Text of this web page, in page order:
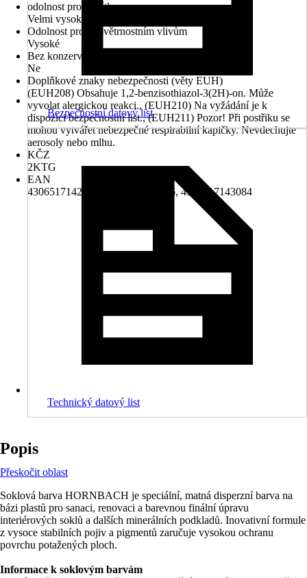
odolnost proti světlu
Velmi vysoké
Odolnost proti povětrnostním vlivům
Vysoké
Bez konzervačních látek
Ne
Doplňkové znaky nebezpečnosti (věty EUH)
(EUH208) Obsahuje 1,2-benzisothiazol-3(2H)-on. Může
vyvolat alergickou reakci., (EUH210) Na vyžádání je k
dispozici bezpečnostní list., (EUH211) Pozor! Při postřiku se
mohou vytvářet nebezpečné respirabilní kapičky. Nevdechujte
aerosoly nebo mlhu.
KČZ
2KTG
EAN
4306517142544, 4306517142926, 4306517143084
Bezpečnostní datový list
Technický datový list
Popis
Přeskočit oblast
Soklová barva HORNBACH je speciální, matná disperzní barva na
bázi plastů pro sanaci, renovaci a barevnou finální úpravu
interiérových soklů a dalších minerálních podkladů. Inovativní formule
z vysoce stabilních pojiv a pigmentů zaručuje vysokou ochranu
povrchu potažených ploch.
Informace k soklovým barvám